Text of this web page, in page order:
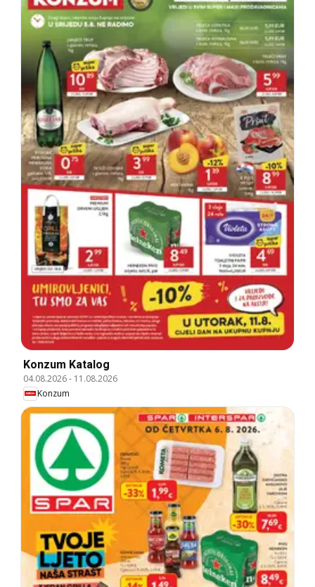
Konzum Katalog
04.08.2026- 11.08.2026
Konzum